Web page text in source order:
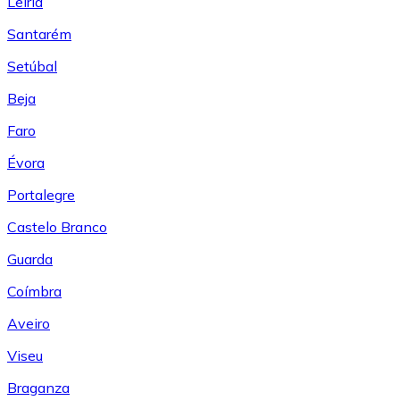
Santarém
Setúbal
Beja
Faro
Évora
Portalegre
Castelo Branco
Guarda
Coímbra
Aveiro
Viseu
Braganza